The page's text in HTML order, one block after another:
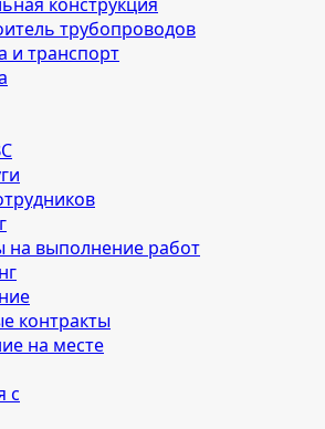
трубопроводов
и транспорт
на выполнение работ
контракты
на месте
с